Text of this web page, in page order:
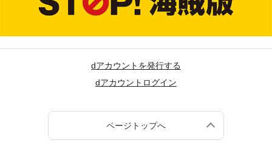
dアカウントを発行する
dアカウントログイン
ページトップへ